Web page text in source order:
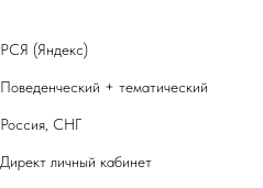
РСЯ (Яндекс)
Поведенческий + тематический
Россия, СНГ
Директ личный кабинет